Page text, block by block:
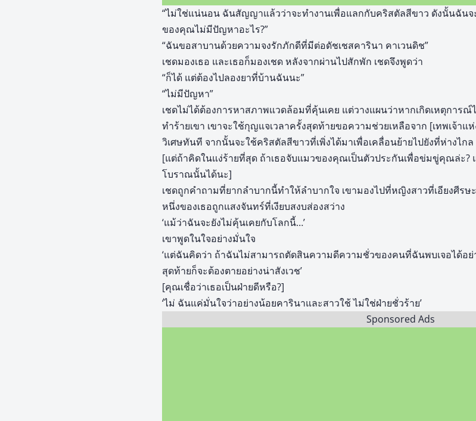
“ไม่ใช่แน่นอน ฉันสัญญาแล้วว่าจะทำงานเพื่อแลกกับคริสตัลสีขาว ดังนั้นฉันจ
ของคุณไม่มีปัญหาอะไร?”
“ฉันขอสาบานด้วยความจงรักภักดีที่มีต่อดัชเชสคารินา คาเวนดิช”
เชดมองเธอ และเธอก็มองเชด หลังจากผ่านไปสักพัก เชดจึงพูดว่า
“ก็ได้ แต่ต้องไปลองยาที่บ้านฉันนะ”
“ไม่มีปัญหา”
เชดไม่ได้ต้องการหาสภาพแวดล้อมที่คุ้นเคย แต่วางแผนว่าหากเกิดเหตุการณ์
ทำร้ายเขา เขาจะใช้กุญแจเวลาครั้งสุดท้ายขอความช่วยเหลือจาก [เทพเจ้าแ
วิเศษทันที จากนั้นจะใช้คริสตัลสีขาวที่เพิ่งได้มาเพื่อเคลื่อนย้ายไปยังที่ห่างไกล
[แต่ถ้าคิดในแง่ร้ายที่สุด ถ้าเธอจับแมวของคุณเป็นตัวประกันเพื่อข่มขู่คุณล่ะ?
โบราณนั้นได้นะ]
เชดถูกคำถามที่ยากลำบากนี้ทำให้ลำบากใจ เขามองไปที่หญิงสาวที่เอียงศีร
หนึ่งของเธอถูกแสงจันทร์ที่เงียบสงบส่องสว่าง
‘แม้ว่าฉันจะยังไม่คุ้นเคยกับโลกนี้…’
เขาพูดในใจอย่างมั่นใจ
‘แต่ฉันคิดว่า ถ้าฉันไม่สามารถตัดสินความดีความชั่วของคนที่ฉันพบเจอได้อ
สุดท้ายก็จะต้องตายอย่างน่าสังเวช’
[คุณเชื่อว่าเธอเป็นฝ่ายดีหรือ?]
‘ไม่ ฉันแค่มั่นใจว่าอย่างน้อยคารินาและสาวใช้ ไม่ใช่ฝ่ายชั่วร้าย’
Sponsored Ads